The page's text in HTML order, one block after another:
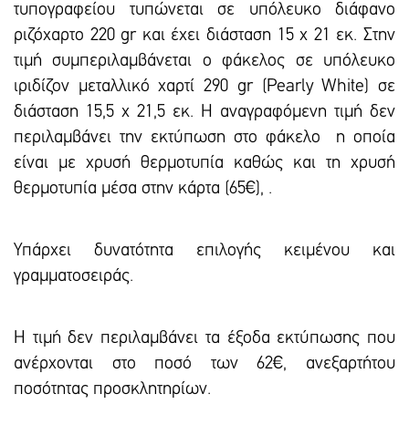
τυπογραφείου τυπώνεται σε υπόλευκο διάφανο
ριζόχαρτο 220 gr και έxει διάσταση 15 x 21 εκ. Στην
τιμή συμπεριλαμβάνεται ο φάκελος σε υπόλευκο
ιριδίζον μεταλλικό χαρτί 290 gr (Pearly White) σε
διάσταση 15,5 x 21,5 εκ. Η αναγραφόμενη τιμή δεν
περιλαμβάνει την εκτύπωση στο φάκελο η οποία
είναι με χρυσή θερμοτυπία καθώς και τη χρυσή
θερμοτυπία μέσα στην κάρτα (65€), .
Υπάρxει δυνατότητα επιλογής κειμένου και
γραμματοσειράς.
Η τιμή δεν περιλαμβάνει τα έξοδα εκτύπωσης που
ανέρχονται στο ποσό των 62€, ανεξαρτήτου
ποσότητας προσκλητηρίων.